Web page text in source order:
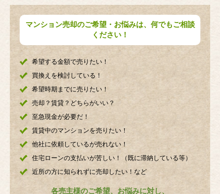
マンション売却のご希望・お悩みは、何でもご相談
ください！
希望する金額で売りたい！
買換えを検討している！
希望時期までに売りたい！
売却？賃貸？どちらがいい？
至急現金が必要だ！
賃貸中のマンションを売りたい！
他社に依頼しているが売れない！
住宅ローンの支払いが苦しい！（既に滞納している等）
近所の方に知られずに売却したい！など
各売主様のご希望、お悩みに対し、